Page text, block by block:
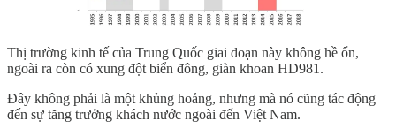
Thị trường kinh tế của Trung Quốc giai đoạn này không hề ổn,
ngoài ra còn có xung đột biển đông, giàn khoan HD981.
Đây không phải là một khủng hoảng, nhưng mà nó cũng tác động
đến sự tăng trưởng khách nước ngoài đến Việt Nam.